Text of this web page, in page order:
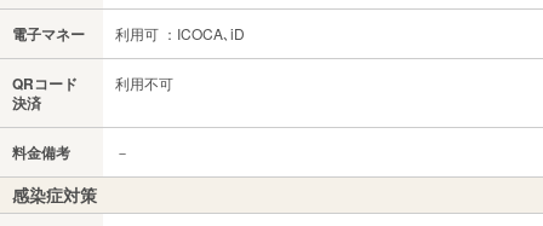
電子マネー 利用可 ：ICOCA､iD
QRコード
決済
利用不可
料金備考 －
感染症対策